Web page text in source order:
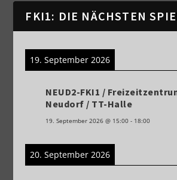
FKI1: DIE NÄCHSTEN
19. September 2026
NEUD2-FKI1 /
Neudorf / TT-Halle
19. September 2026 @ 15:00 - 18:00
20. September 2026